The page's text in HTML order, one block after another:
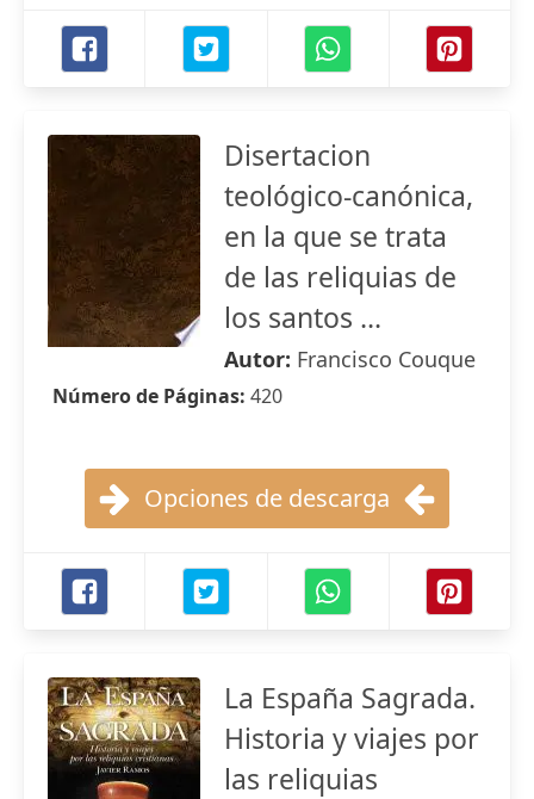
Disertacion
teológico-canónica,
en la que se trata
de las reliquias de
los santos ...
Autor: Francisco Couque
Número de Páginas: 420
Opciones de descarga
La España Sagrada.
Historia y viajes por
las reliquias